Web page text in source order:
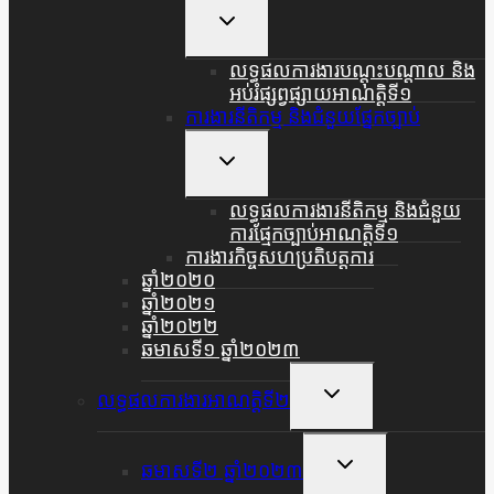
Toggle
Menu
លទ្ធផលការងារបណ្តុះបណ្តាល និង
អប់រំផ្សព្វផ្សាយអាណត្តិទី១
ការងារនីតិកម្ម និងជំនួយផ្នែកច្បាប់
Toggle
Menu
លទ្ធផលការងារនីតិកម្ម និងជំនួយ
ការផ្មែកច្បាប់អាណត្តិទី១
ការងារកិច្ចសហប្រតិបត្តការ
ឆ្នាំ២០២០
ឆ្នាំ២០២១
ឆ្នាំ២០២២
ឆមាសទី១ ឆ្នាំ២០២៣
លទ្ធផលការងារអាណត្តិទី២
Toggle
Menu
ឆមាសទី២ ឆ្នាំ២០២៣
Toggle